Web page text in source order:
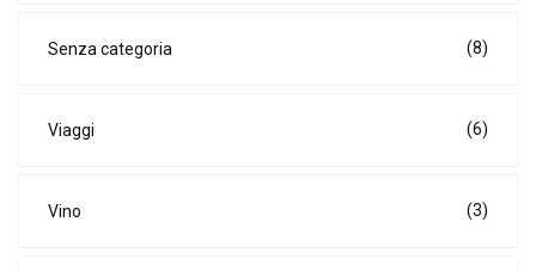
Senza categoria (8)
Viaggi (6)
Vino (3)